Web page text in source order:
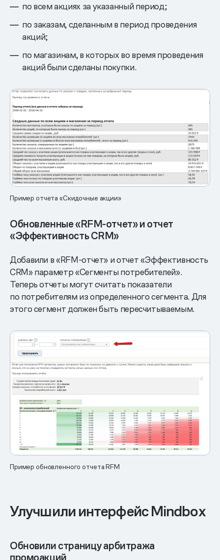
по всем акциях за указанный период;
по заказам, сделанным в период проведения
акций;
по магазинам, в которых во время проведения
акций были сделаны покупки.
Пример отчета «Скидочные акции»
Обновленные «RFM-отчет» и отчет
«Эффективность CRM»
Добавили в «RFM-отчет» и отчет «Эффективность
CRM» параметр «Сегменты потребителей».
Теперь отчеты могут считать показатели
по потребителям из определенного сегмента. Для
этого сегмент должен быть пересчитываемым.
Пример обновленного отчета RFM
Улучшили интерфейс Mindbox
Обновили страницу арбитража
промоакций